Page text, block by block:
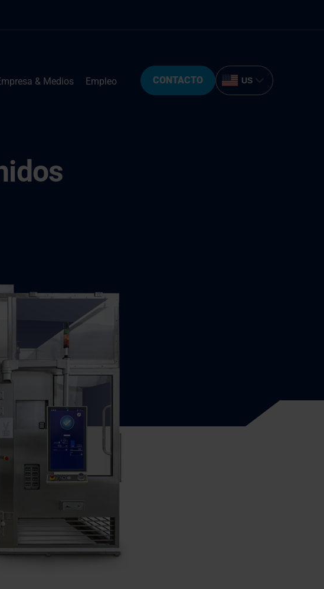
& Medios Empleo CONTACTO US